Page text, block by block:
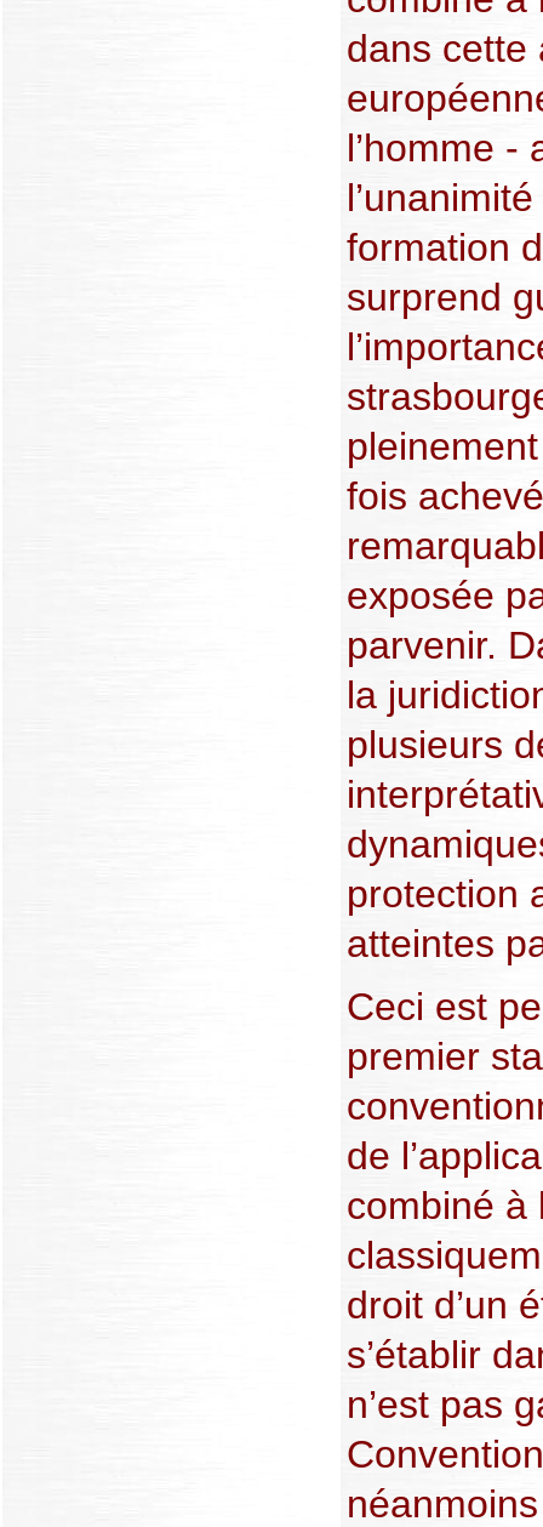
dans cette
l’homme -
formation
surprend
fois
exposée
parvenir.
la
plusieurs
protection
atteintes
Ceci est
premier
de
combiné à
droit d’un
s’établir
n’est pas